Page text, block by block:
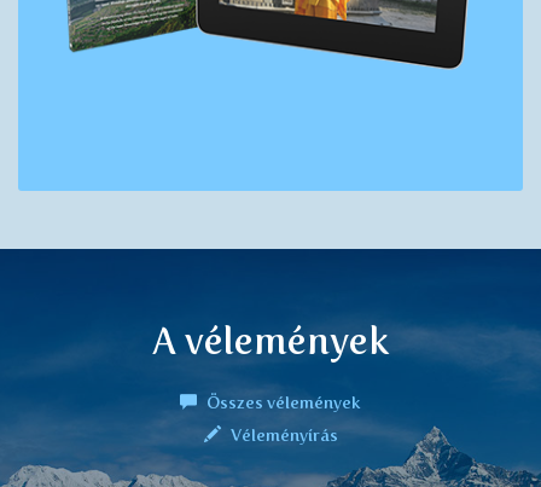
A vélemények
Összes vélemények
Véleményírás